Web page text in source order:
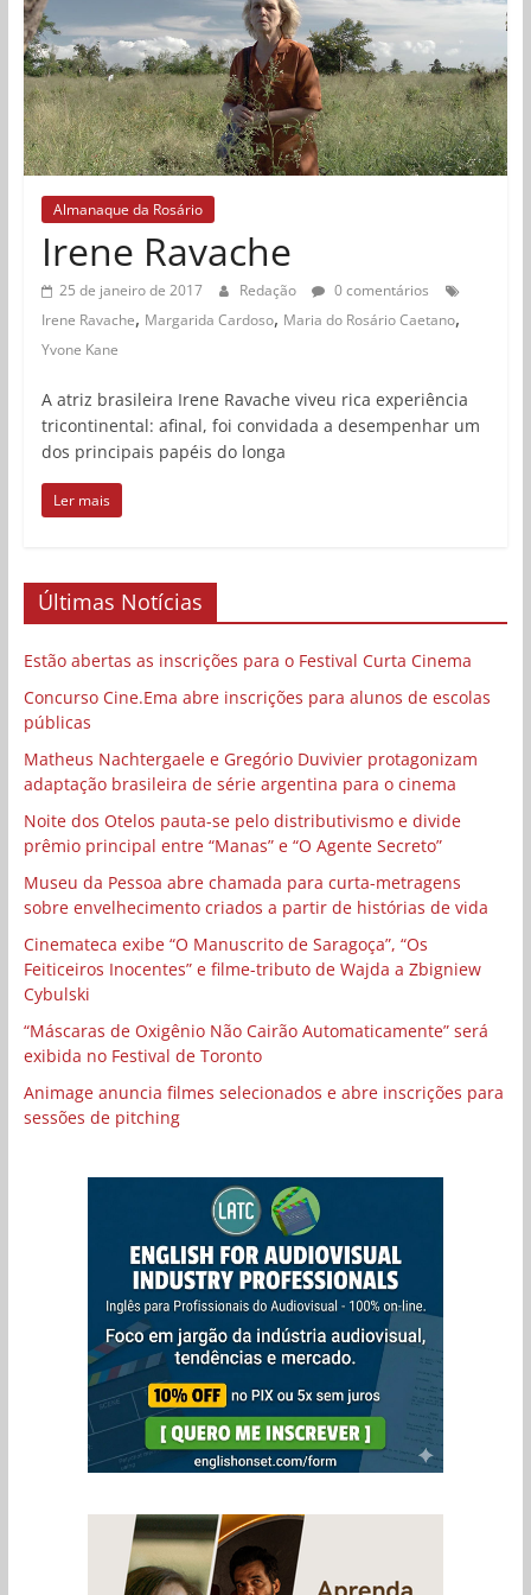
Almanaque da Rosário
Irene Ravache
25 de janeiro de 2017 Redação
0 comentários
Irene Ravache, Margarida Cardoso, Maria do Rosário Caetano,
Yvone Kane
A atriz brasileira Irene Ravache viveu rica experiência
tricontinental: afinal, foi convidada a desempenhar um
dos principais papéis do longa
Ler mais
Últimas Notícias
Estão abertas as inscrições para o Festival Curta Cinema
Concurso Cine.Ema abre inscrições para alunos de escolas
públicas
Matheus Nachtergaele e Gregório Duvivier protagonizam
adaptação brasileira de série argentina para o cinema
Noite dos Otelos pauta-se pelo distributivismo e divide
prêmio principal entre “Manas” e “O Agente Secreto”
Museu da Pessoa abre chamada para curta-metragens
sobre envelhecimento criados a partir de histórias de vida
Cinemateca exibe “O Manuscrito de Saragoça”, “Os
Feiticeiros Inocentes” e filme-tributo de Wajda a Zbigniew
Cybulski
“Máscaras de Oxigênio Não Cairão Automaticamente” será
exibida no Festival de Toronto
Animage anuncia filmes selecionados e abre inscrições para
sessões de pitching